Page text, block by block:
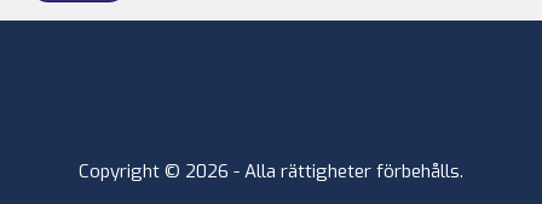
Copyright © 2026 - Alla rättigheter förbehålls.